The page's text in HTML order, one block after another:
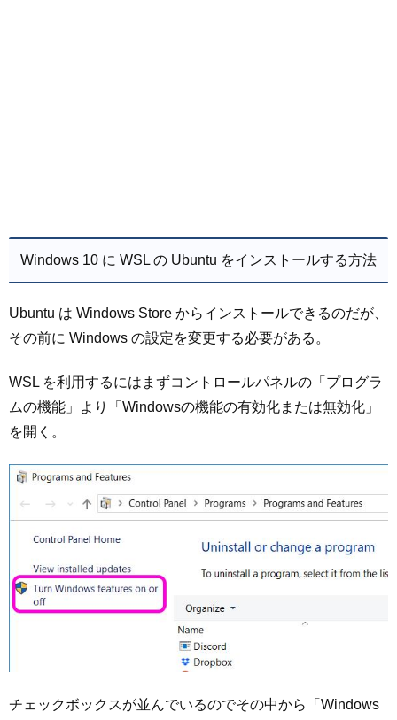
Windows 10 に WSL の Ubuntu をインストールする方法
Ubuntu は Windows Store からインストールできるのだが、
その前に Windows の設定を変更する必要がある。
WSL を利用するにはまずコントロールパネルの「プログラ
ムの機能」より「Windowsの機能の有効化または無効化」
を開く。
チェックボックスが並んでいるのでその中から「Windows